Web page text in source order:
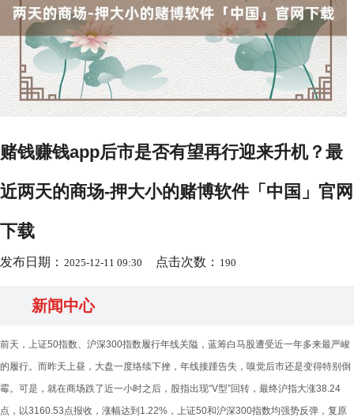
赌钱赚钱app后市是否有望再行迎来升机？最
近两天的商场-押大小的赌博软件「中国」官网
下载
发布日期： 2025-12-11 09:30 点击次数： 190
新闻中心
前天，上证50指数、沪深300指数履行年线关隘，蓝筹白马股遭受近一年多来最严峻
的履行。而昨天上昼，大盘一度络续下挫，年线接踵告失，嗅觉后市还是变得特别倒
霉。可是，就在商场跌了近一小时之后，股指出现“V型”回转，最终沪指大涨38.24
点，以3160.53点报收，涨幅达到1.22%，上证50和沪深300指数均强势反弹，复原